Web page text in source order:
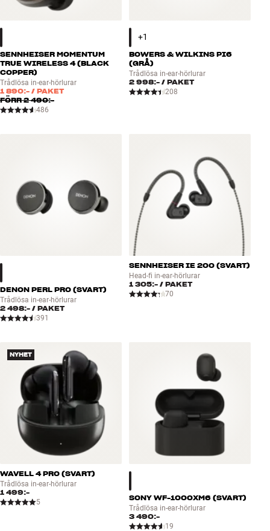
SENNHEISER MOMENTUM
TRUE WIRELESS 4 (BLACK
COPPER)
Trådlösa in-ear-hörlurar
1 890:- / PAKET
FÖRR2 490:-
486
BOWERS & WILKINS PI6
(GRÅ)
Trådlösa in-ear-hörlurar
2 998:- / PAKET
208
DENON PERL PRO (SVART)
Trådlösa in-ear-hörlurar
2 498:- / PAKET
391
SENNHEISER IE 200 (SVART)
Head-fi in-ear-hörlurar
1 305:- / PAKET
70
NYHET
WAVELL 4 PRO (SVART)
Trådlösa in-ear-hörlurar
1 499:-
5 SONY WF-1000XM6 (SVART)
Trådlösa in-ear-hörlurar
3 490:-
19